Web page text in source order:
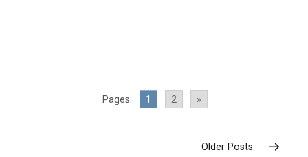
Pages: 1 2 »
Older Posts